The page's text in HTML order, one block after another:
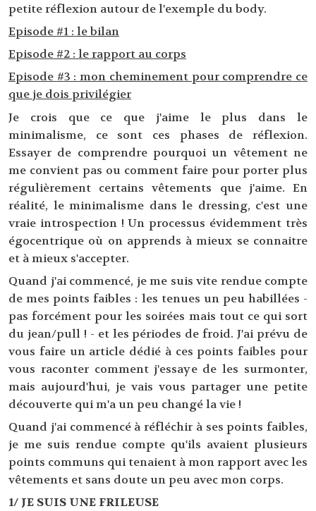
petite réflexion autour de l'exemple du body.
Episode #1 : le bilan
Episode #2 : le rapport au corps
Episode #3 : mon cheminement pour comprendre ce
que je dois privilégier
Je crois que ce que j'aime le plus dans le
minimalisme, ce sont ces phases de réflexion.
Essayer de comprendre pourquoi un vêtement ne
me convient pas ou comment faire pour porter plus
régulièrement certains vêtements que j'aime. En
réalité, le minimalisme dans le dressing, c'est une
vraie introspection ! Un processus évidemment très
égocentrique où on apprends à mieux se connaitre
et à mieux s'accepter.
Quand j'ai commencé, je me suis vite rendue compte
de mes points faibles : les tenues un peu habillées -
pas forcément pour les soirées mais tout ce qui sort
du jean/pull ! - et les périodes de froid. J'ai prévu de
vous faire un article dédié à ces points faibles pour
vous raconter comment j'essaye de les surmonter,
mais aujourd'hui, je vais vous partager une petite
découverte qui m'a un peu changé la vie !
Quand j'ai commencé à réfléchir à ses points faibles,
je me suis rendue compte qu'ils avaient plusieurs
points communs qui tenaient à mon rapport avec les
vêtements et sans doute un peu avec mon corps.
1/ JE SUIS UNE FRILEUSE